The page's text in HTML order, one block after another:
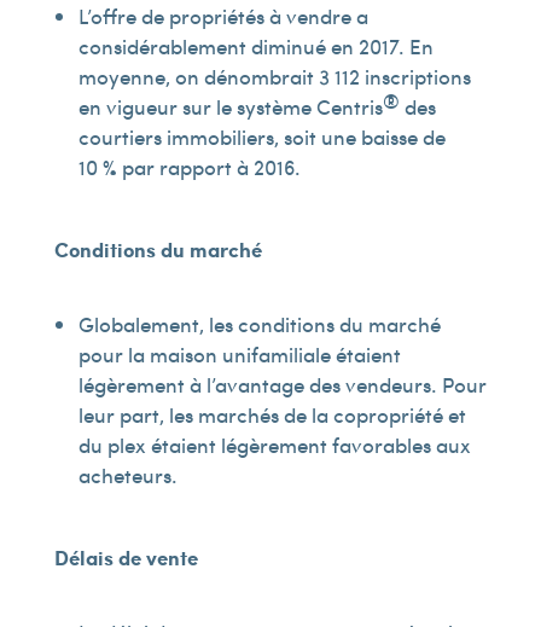
L’offre de propriétés à vendre a
considérablement diminué en 2017. En
moyenne, on dénombrait 3 112 inscriptions
en vigueur sur le système Centris® des
courtiers immobiliers, soit une baisse de
10 % par rapport à 2016.
Conditions du marché
Globalement, les conditions du marché
pour la maison unifamiliale étaient
légèrement à l’avantage des vendeurs. Pour
leur part, les marchés de la copropriété et
du plex étaient légèrement favorables aux
acheteurs.
Délais de vente